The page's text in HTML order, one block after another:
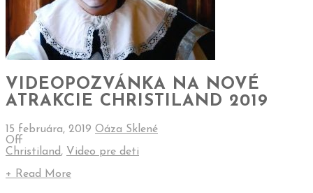
VIDEOPOZVÁNKA NA NOVÉ
ATRAKCIE CHRISTILAND 2019
15 februára, 2019 Oáza Sklené
Off
Christiland, Video pre deti
+ Read More